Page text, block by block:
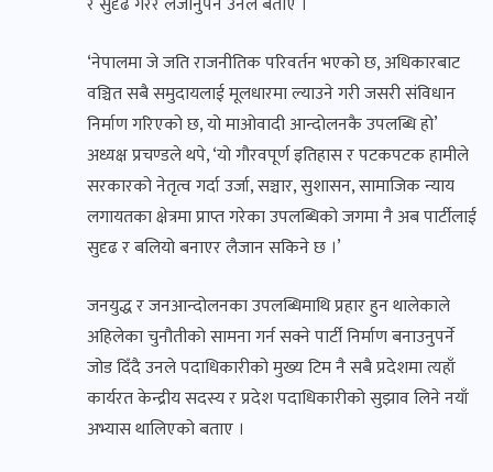
‘नेपालमा जे जति राजनीतिक परिवर्तन भएको छ, अधिकारबाट
वञ्चित सबै समुदायलाई मूलधारमा ल्याउने गरी जसरी संविधान
निर्माण गरिएको छ, यो माओवादी आन्दोलनकै उपलब्धि हो’
अध्यक्ष प्रचण्डले थपे, ‘यो गौरवपूर्ण इतिहास र पटकपटक हामीले
सरकारको नेतृत्व गर्दा उर्जा, सञ्चार, सुशासन, सामाजिक न्याय
लगायतका क्षेत्रमा प्राप्त गरेका उपलब्धिको जगमा नै अब पार्टीलाई
सुदृढ र बलियो बनाएर लैजान सकिने छ ।’
जनयुद्ध र जनआन्दोलनका उपलब्धिमाथि प्रहार हुन थालेकाले
अहिलेका चुनौतीको सामना गर्न सक्ने पार्टी निर्माण बनाउनुपर्ने
जोड दिँदै उनले पदाधिकारीको मुख्य टिम नै सबै प्रदेशमा त्यहाँ
कार्यरत केन्द्रीय सदस्य र प्रदेश पदाधिकारीको सुझाव लिने नयाँ
अभ्यास थालिएको बताए ।